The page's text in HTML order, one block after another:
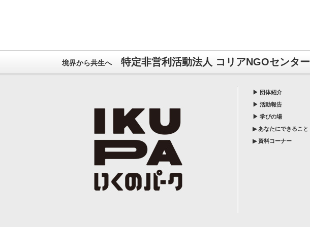
境界から共生へ 特定非営利活動法人 コリアNGOセンター
▶ 団体紹介
▶ 活動報告
▶ 学びの場
▶ あなたにできること
▶ 資料コーナー